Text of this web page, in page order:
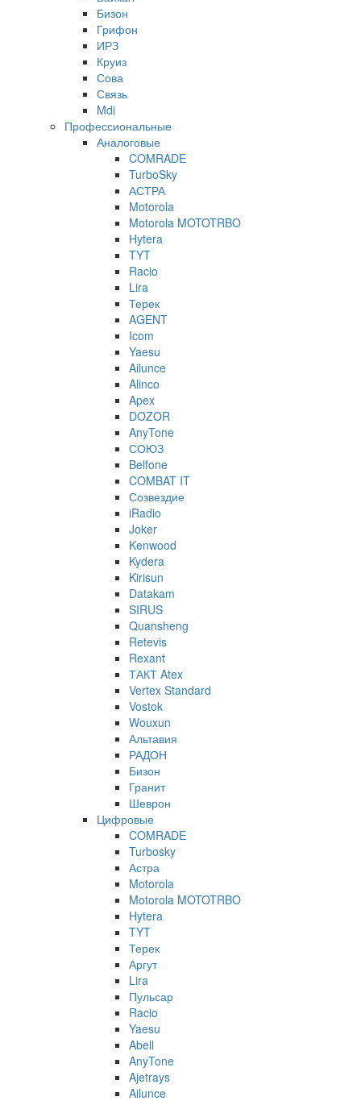
Бизон
Грифон
ИРЗ
Круиз
Сова
Связь
Mdi
Профессиональные
Аналоговые
COMRADE
TurboSky
АСТРА
Motorola
Motorola MOTOTRBO
Hytera
TYT
Racio
Lira
Терек
AGENT
Icom
Yaesu
Ailunce
Alinco
Apex
DOZOR
AnyTone
СОЮЗ
Belfone
COMBAT IT
Созвездие
iRadio
Joker
Kenwood
Kydera
Kirisun
Datakam
SIRUS
Quansheng
Retevis
Rexant
ТАКТ Atex
Vertex Standard
Vostok
Wouxun
Альтавия
РАДОН
Бизон
Гранит
Шеврон
Цифровые
COMRADE
Turbosky
Астра
Motorola
Motorola MOTOTRBO
Hytera
TYT
Терек
Аргут
Lira
Пульсар
Racio
Yaesu
Abell
AnyTone
Ajetrays
Ailunce